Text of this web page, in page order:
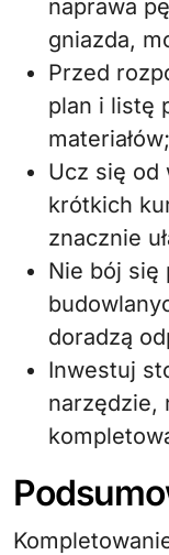
naprawa
gniazda,
Przed
plan i listę
materiałów;
Ucz się od
krótkich
znacznie
Nie bój się
doradzą
Inwestuj
narzędzie,